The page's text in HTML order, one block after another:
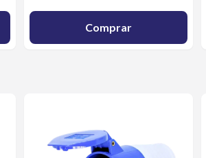
Comprar